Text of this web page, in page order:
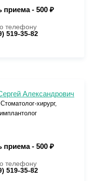
приема - 500 ₽
телефону
519-35-82
Александрович
хирург,
приема - 500 ₽
телефону
519-35-82